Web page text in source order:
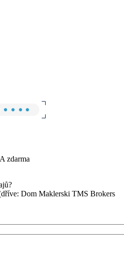
zdarma
Dom Maklerski TMS Brokers